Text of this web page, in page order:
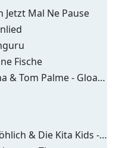
Mal Ne Pause
Fische
Palme - Gloaner Koala
Hallo, Hallo, Schön, Dass Du Da Bist